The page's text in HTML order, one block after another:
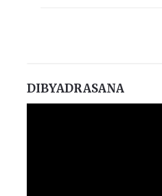
DIBYADRASANA